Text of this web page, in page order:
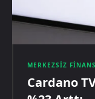
MERKEZSIZ FINANS
Cardano